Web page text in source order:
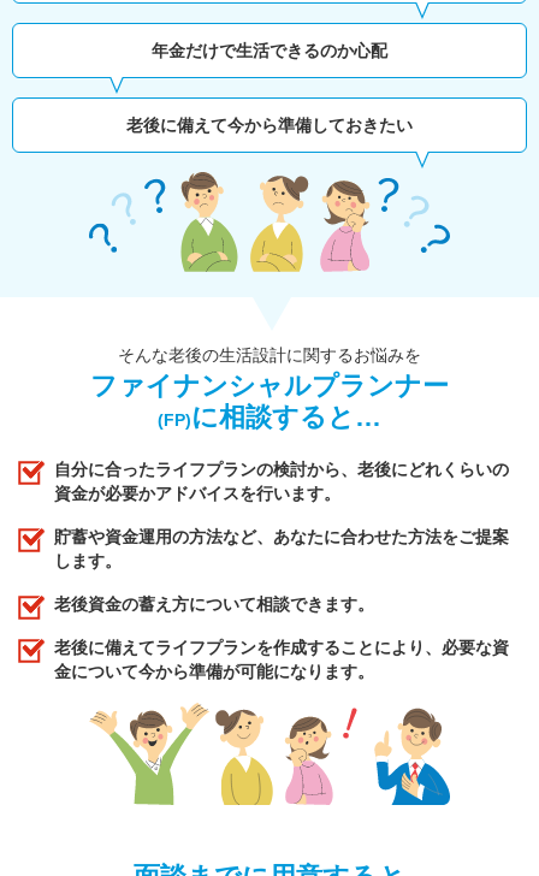
年金だけで生活できるのか心配
老後に備えて今から準備しておきたい
そんな老後の生活設計に関するお悩みを
ファイナンシャルプランナー
(FP)に相談すると…
自分に合ったライフプランの検討から、老後にどれくらいの
資金が必要かアドバイスを行います。
貯蓄や資金運用の方法など、あなたに合わせた方法をご提案
します。
老後資金の蓄え方について相談できます。
老後に備えてライフプランを作成することにより、必要な資
金について今から準備が可能になります。